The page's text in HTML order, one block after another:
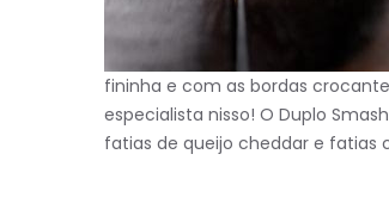
fininha e com as bordas
especialista nisso! O Duplo
fatias de queijo cheddar e fatias